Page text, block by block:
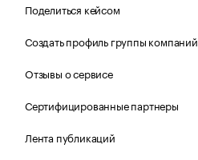
Поделиться кейсом
Создать профиль группы компаний
Отзывы о сервисе
Сертифицированные партнеры
Лента публикаций